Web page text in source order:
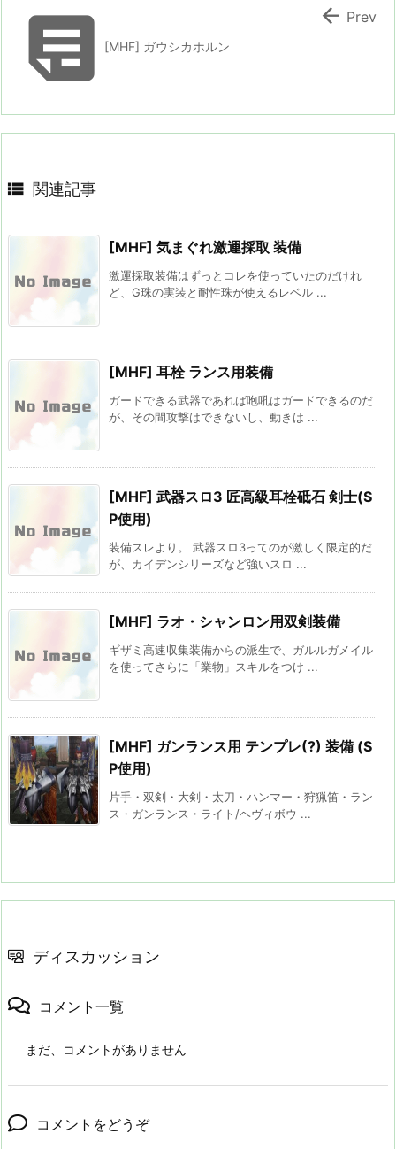
[MHF] ガウシカホルン
 Prev
 関連記事
[MHF] 気まぐれ激運採取 装備
激運採取装備はずっとコレを使っていたのだけれ
ど、G珠の実装と耐性珠が使えるレベル ...
[MHF] 耳栓 ランス用装備
ガードできる武器であれば咆吼はガードできるのだ
が、その間攻撃はできないし、動きは ...
[MHF] 武器スロ3 匠高級耳栓砥石 剣士(S
P使用)
装備スレより。 武器スロ3ってのが激しく限定的だ
が、カイデンシリーズなど強いスロ ...
[MHF] ラオ・シャンロン用双剣装備
ギザミ高速収集装備からの派生で、ガルルガメイル
を使ってさらに「業物」スキルをつけ ...
[MHF] ガンランス用 テンプレ(?) 装備 (S
P使用)
片手・双剣・大剣・太刀・ハンマー・狩猟笛・ラン
ス・ガンランス・ライト/ヘヴィボウ ...
ディスカッション
コメント一覧
まだ、コメントがありません
コメントをどうぞ